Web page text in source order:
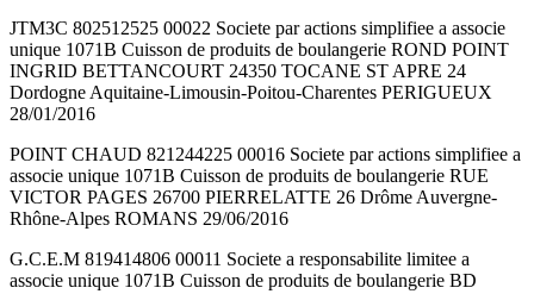
JTM3C 802512525 00022 Societe par actions simplifiee a associe
unique 1071B Cuisson de produits de boulangerie ROND POINT
INGRID BETTANCOURT 24350 TOCANE ST APRE 24
Dordogne Aquitaine-Limousin-Poitou-Charentes PERIGUEUX
28/01/2016
POINT CHAUD 821244225 00016 Societe par actions simplifiee a
associe unique 1071B Cuisson de produits de boulangerie RUE
VICTOR PAGES 26700 PIERRELATTE 26 Drôme Auvergne-
Rhône-Alpes ROMANS 29/06/2016
G.C.E.M 819414806 00011 Societe a responsabilite limitee a
associe unique 1071B Cuisson de produits de boulangerie BD